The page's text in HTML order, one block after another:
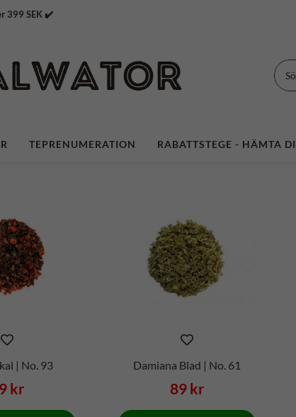
Över 399 SEK ✔️
TEPRENUMERATION RABATTSTEGE - HÄMTA
200 SORTERS TE | FRI FRAKT ÖVER 399 SEK |
| No. 93
kr
Damiana Blad | No. 61
89 kr